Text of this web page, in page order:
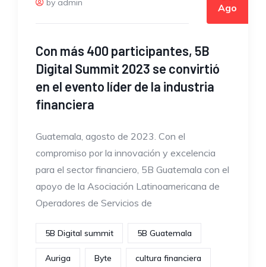
by admin
Ago
Con más 400 participantes, 5B
Digital Summit 2023 se convirtió
en el evento líder de la industria
financiera
Guatemala, agosto de 2023. Con el
compromiso por la innovación y excelencia
para el sector financiero, 5B Guatemala con el
apoyo de la Asociación Latinoamericana de
Operadores de Servicios de
5B Digital summit 5B Guatemala
Auriga Byte cultura financiera